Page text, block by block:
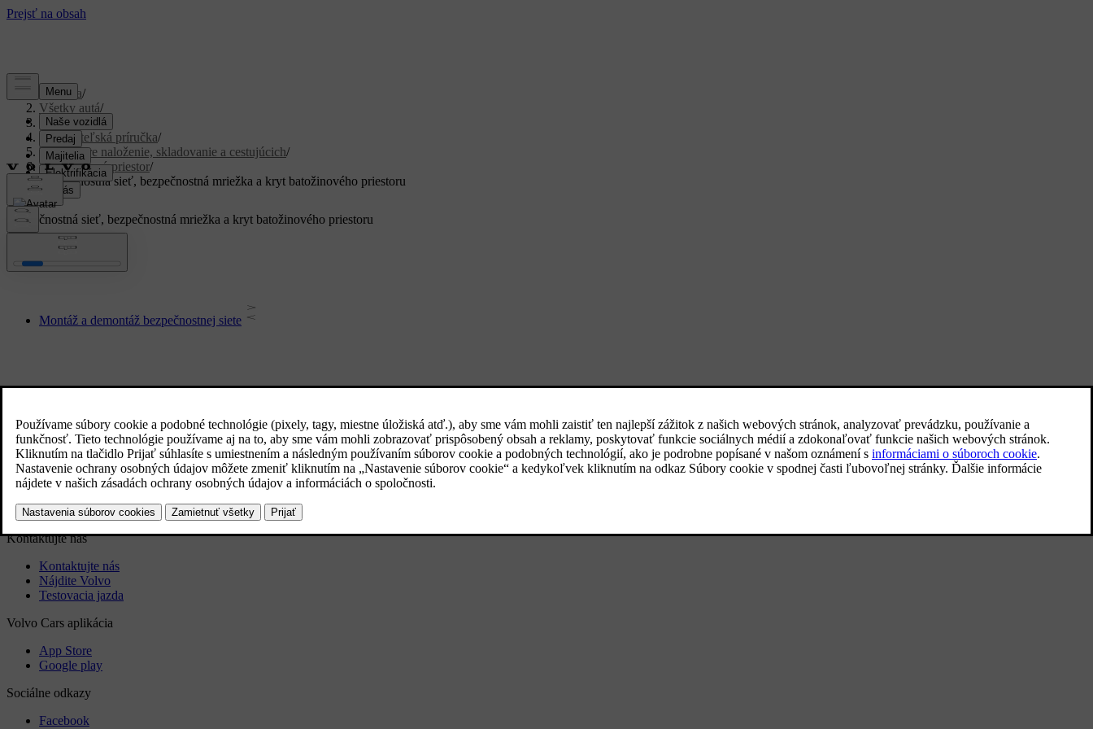
Podpora/
Všetky autá/
XC40 2024/
Používateľská príručka/
Priestor pre naloženie, skladovanie a cestujúcich/
Batožinový priestor/
Bezpečnostná sieť, bezpečnostná mriežka a kryt batožinového priestoru
Bezpečnostná sieť, bezpečnostná mriežka a kryt batožinového priestoru
Montáž a demontáž bezpečnostnej siete